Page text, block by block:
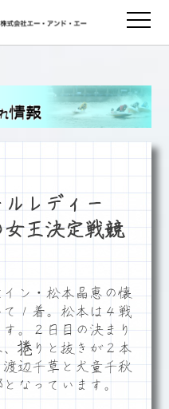
レディー
王決定戦競
ン・松本晶恵の懐
１着。松本は４戦
。２日目の決まり
捲りと抜きが２本
辺千草と犬童千秋
なっています。